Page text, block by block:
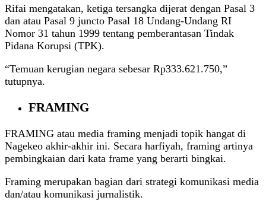
Rifai mengatakan, ketiga tersangka dijerat dengan Pasal 3
dan atau Pasal 9 juncto Pasal 18 Undang-Undang RI
Nomor 31 tahun 1999 tentang pemberantasan Tindak
Pidana Korupsi (TPK).
“Temuan kerugian negara sebesar Rp333.621.750,”
tutupnya.
FRAMING
FRAMING atau media framing menjadi topik hangat di
Nagekeo akhir-akhir ini. Secara harfiyah, framing artinya
pembingkaian dari kata frame yang berarti bingkai.
Framing merupakan bagian dari strategi komunikasi media
dan/atau komunikasi jurnalistik.